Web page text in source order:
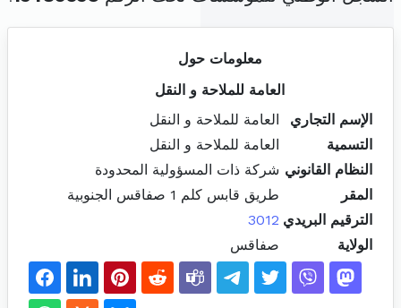
معلومات حول
العامة للملاحة و النقل
الإسم التجاري
العامة للملاحة و النقل
التسمية
العامة للملاحة و النقل
النظام القانوني شركة ذات المسؤولية المحدودة
المقر
طريق قابس كلم 1 صفاقس الجنوبية
الترقيم البريدي 3012
الولاية
صفاقس